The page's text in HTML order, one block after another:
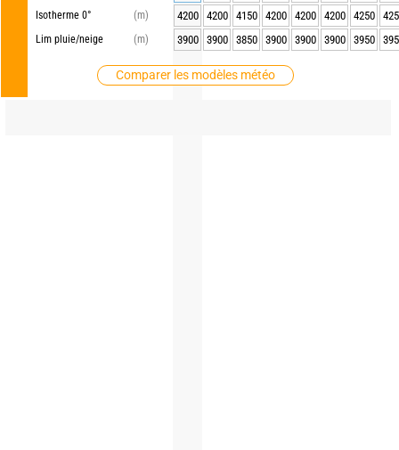
Isotherme 0°
(m)
Lim pluie/neige
(m)
Comparer les modèles météo
4200
4200 4150 4200 4200 4200 4250
3900
3900 3850 3900 3900 3900 3950